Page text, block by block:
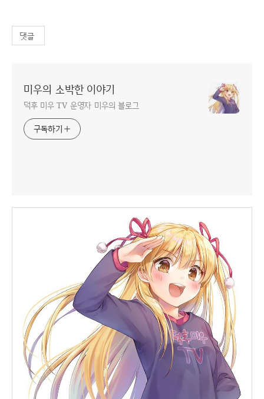
댓글
미우의 소박한 이야기
덕후 미우 TV 운영자 미우의 블로그
구독하기